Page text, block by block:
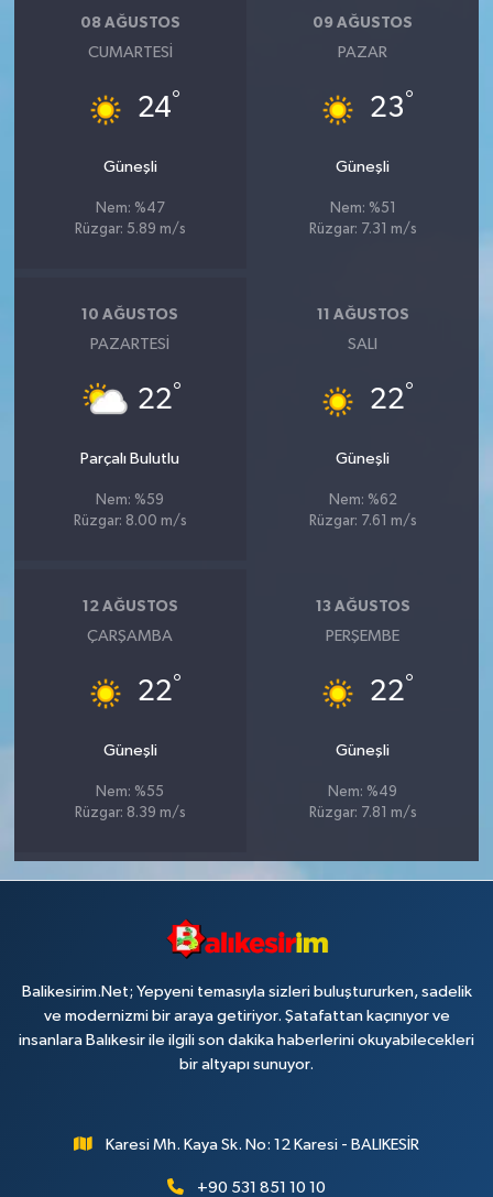
08 AĞUSTOS
CUMARTESI
24°
Güneşli
Nem: %47
Rüzgar: 5.89 m/s
09 AĞUSTOS
PAZAR
23°
Güneşli
Nem: %51
Rüzgar: 7.31 m/s
10 AĞUSTOS
PAZARTESI
22°
Parçalı Bulutlu
Nem: %59
Rüzgar: 8.00 m/s
11 AĞUSTOS
SALI
22°
Güneşli
Nem: %62
Rüzgar: 7.61 m/s
12 AĞUSTOS
ÇARŞAMBA
22°
Güneşli
Nem: %55
Rüzgar: 8.39 m/s
13 AĞUSTOS
PERŞEMBE
22°
Güneşli
Nem: %49
Rüzgar: 7.81 m/s
Balikesirim.Net; Yepyeni temasıyla sizleri buluştururken, sadelik
ve modernizmi bir araya getiriyor. Şatafattan kaçınıyor ve
insanlara Balıkesir ile ilgili son dakika haberlerini okuyabilecekleri
bir altyapı sunuyor.
Karesi Mh. Kaya Sk. No: 12 Karesi - BALIKESİR
+90 531 851 10 10